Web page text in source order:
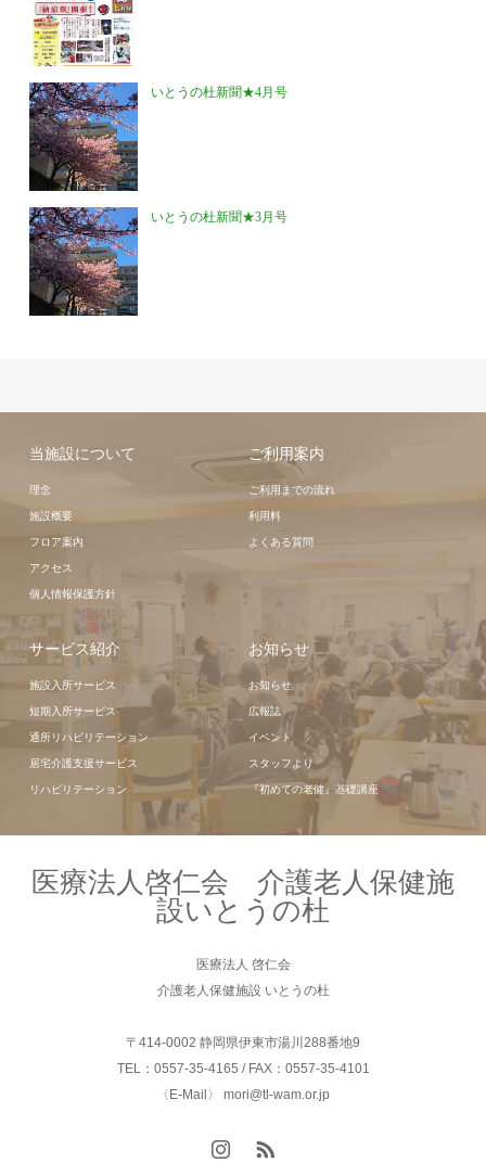
いとうの杜新聞★4月号
いとうの杜新聞★3月号
当施設について
理念
施設概要
フロア案内
アクセス
個人情報保護方針
ご利用案内
ご利用までの流れ
利用料
よくある質問
サービス紹介
施設入所サービス
短期入所サービス
通所リハビリテーション
居宅介護支援サービス
リハビリテーション
お知らせ
お知らせ
広報誌
イベント
スタッフより
『初めての老健』基礎講座
医療法人啓仁会 介護老人保健施
設いとうの杜
医療法人 啓仁会
介護老人保健施設 いとうの杜
〒414-0002 静岡県伊東市湯川288番地9
TEL：0557-35-4165 / FAX：0557-35-4101
〈E-Mail〉 mori@tl-wam.or.jp